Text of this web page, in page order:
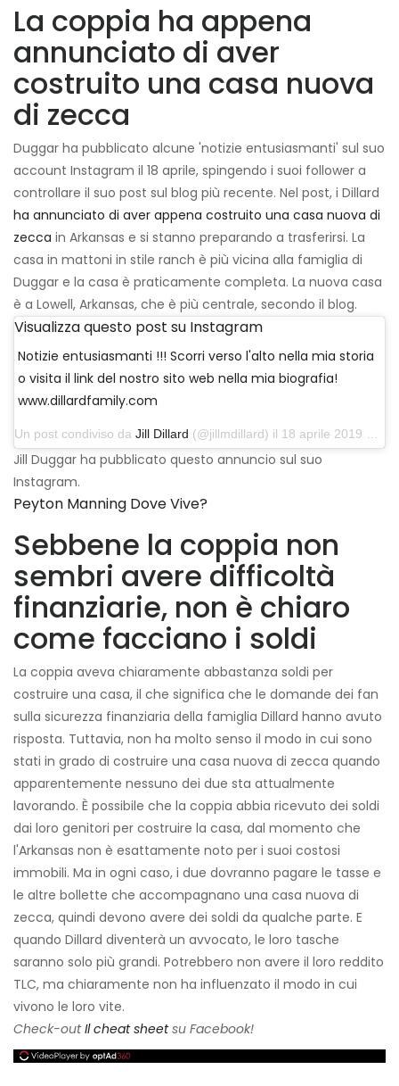
La coppia ha appena
annunciato di aver
costruito una casa nuova
di zecca
Duggar ha pubblicato alcune 'notizie entusiasmanti' sul suo
account Instagram il 18 aprile, spingendo i suoi follower a
controllare il suo post sul blog più recente. Nel post, i Dillard
ha annunciato di aver appena costruito una casa nuova di
zecca in Arkansas e si stanno preparando a trasferirsi. La
casa in mattoni in stile ranch è più vicina alla famiglia di
Duggar e la casa è praticamente completa. La nuova casa
è a Lowell, Arkansas, che è più centrale, secondo il blog.
Visualizza questo post su Instagram
Notizie entusiasmanti !!! Scorri verso l'alto nella mia storia
o visita il link del nostro sito web nella mia biografia!
www.dillardfamily.com
Un post condiviso da Jill Dillard (@jillmdillard) il 18 aprile 2019 alle 6:18 PDT
Jill Duggar ha pubblicato questo annuncio sul suo
Instagram.
Peyton Manning Dove Vive?
Sebbene la coppia non
sembri avere difficoltà
finanziarie, non è chiaro
come facciano i soldi
La coppia aveva chiaramente abbastanza soldi per
costruire una casa, il che significa che le domande dei fan
sulla sicurezza finanziaria della famiglia Dillard hanno avuto
risposta. Tuttavia, non ha molto senso il modo in cui sono
stati in grado di costruire una casa nuova di zecca quando
apparentemente nessuno dei due sta attualmente
lavorando. È possibile che la coppia abbia ricevuto dei soldi
dai loro genitori per costruire la casa, dal momento che
l'Arkansas non è esattamente noto per i suoi costosi
immobili. Ma in ogni caso, i due dovranno pagare le tasse e
le altre bollette che accompagnano una casa nuova di
zecca, quindi devono avere dei soldi da qualche parte. E
quando Dillard diventerà un avvocato, le loro tasche
saranno solo più grandi. Potrebbero non avere il loro reddito
TLC, ma chiaramente non ha influenzato il modo in cui
vivono le loro vite.
Check-out Il cheat sheet su Facebook!